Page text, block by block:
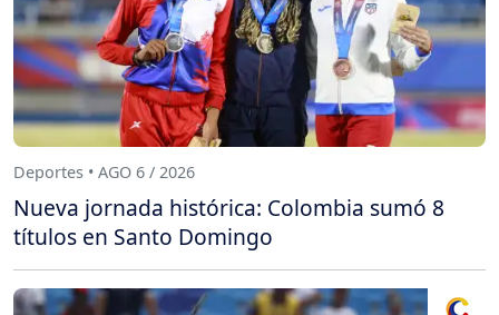
Deportes • AGO 6 / 2026
Nueva jornada histórica: Colombia sumó 8
títulos en Santo Domingo